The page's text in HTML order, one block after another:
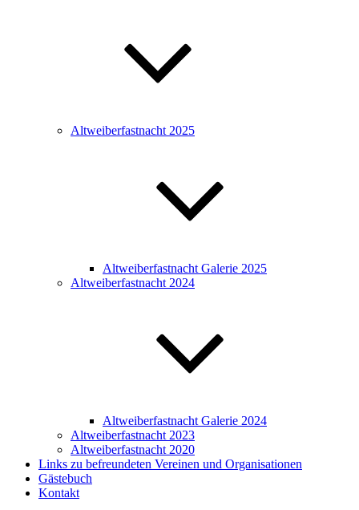
Altweiberfastnacht 2025
Altweiberfastnacht Galerie 2025
Altweiberfastnacht 2024
Altweiberfastnacht Galerie 2024
Altweiberfastnacht 2023
Altweiberfastnacht 2020
Links zu befreundeten Vereinen und Organisationen
Gästebuch
Kontakt